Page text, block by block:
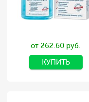
от 262.60 руб.
КУПИТЬ